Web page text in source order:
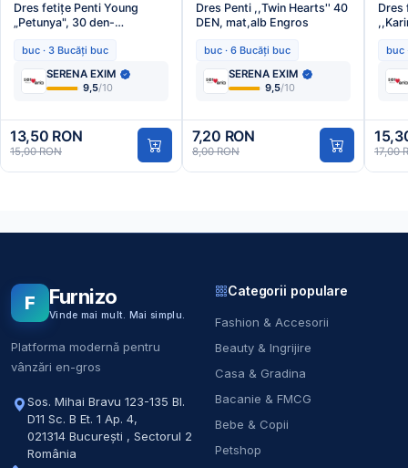
Dres fetițe Penti Young
„Petunya", 30 den-
buc · 3 Bucăți buc
SERENA EXIM
9,5/10
13,50 RON
15,00 RON
Dres Penti ,,Twin Hearts'' 40
DEN, mat,alb Engros
buc · 6 Bucăți buc
SERENA EXIM
9,5/10
7,20 RON
8,00 RON
Dres
buc
17,00
F Furnizo
Vinde mai mult. Mai simplu.
Platforma modernă pentru
vânzări en-gros
Sos. Mihai Bravu 123-135 Bl.
D11 Sc. B Et. 1 Ap. 4,
021314 București , Sectorul 2
România
Categorii populare
Fashion & Accesorii
Beauty & Ingrijire
Casa & Gradina
Bacanie & FMCG
Bebe & Copii
Petshop